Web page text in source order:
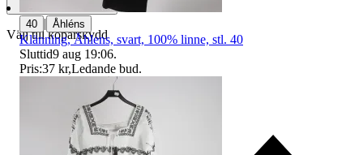
Välj till köparskydd
40 | Åhléns
Klänning, Åhlens, svart, 100% linne, stl. 40
Sluttid9 aug 19:06.
Pris:37 kr,Ledande bud.